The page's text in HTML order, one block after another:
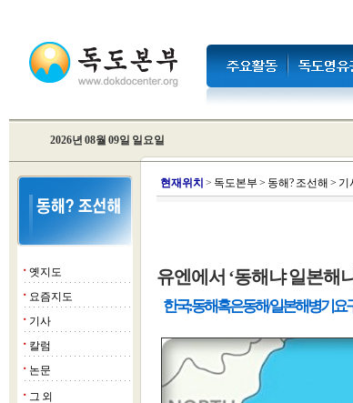
2026년 08월 09일 일요일
■ 옛지도
■ 요즘지도
■ 기사
■ 칼럼
■ 논문
■ 그 외
현재위치 > 독도본부 > 동해? 조선해 > 기
유엔에서 ‘동해냐 일본해
한국 : 동해 혹은 동해/일본해 병기